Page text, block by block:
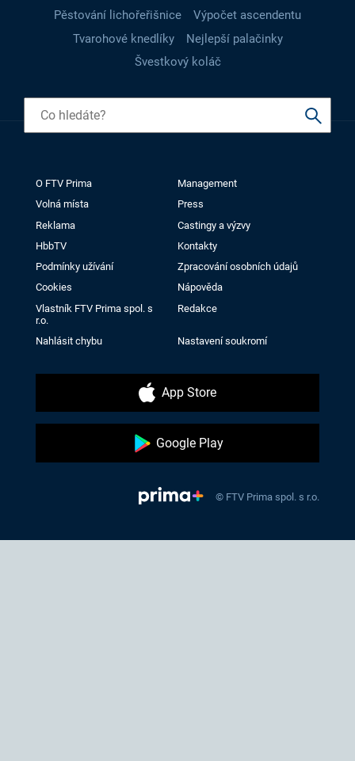
Pěstování lichořeřišnice
Výpočet ascendentu
Tvarohové knedlíky
Nejlepší palačinky
Švestkový koláč
O FTV Prima
Management
Volná místa
Press
Reklama
Castingy a výzvy
HbbTV
Kontakty
Podmínky užívání
Zpracování osobních údajů
Cookies
Nápověda
Vlastník FTV Prima spol. s
r.o.
Redakce
Nahlásit chybu Nastavení soukromí
App Store
Google Play
© FTV Prima spol. s r.o.